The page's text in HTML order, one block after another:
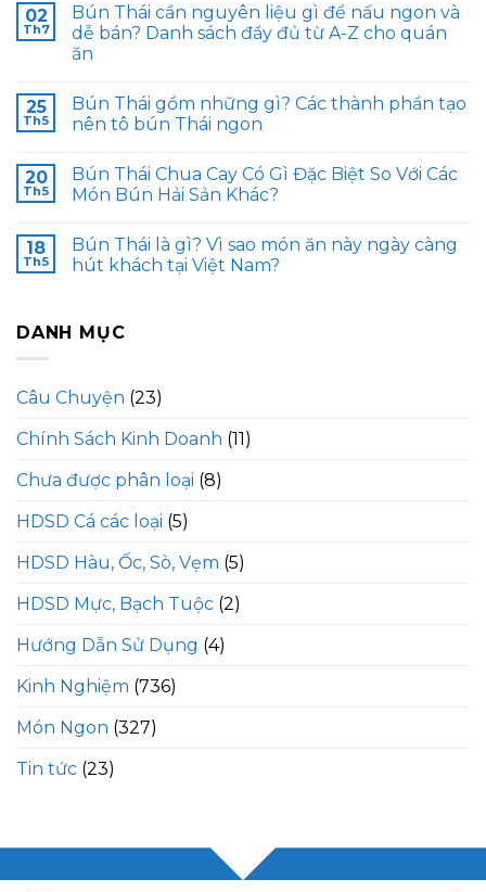
02
Th7
Bún Thái cần nguyên liệu gì để nấu ngon và
dễ bán? Danh sách đầy đủ từ A-Z cho quán
ăn
25
Th5
Bún Thái gồm những gì? Các thành phần tạo
nên tô bún Thái ngon
20
Th5
Bún Thái Chua Cay Có Gì Đặc Biệt So Với Các
Món Bún Hải Sản Khác?
18
Th5
Bún Thái là gì? Vì sao món ăn này ngày càng
hút khách tại Việt Nam?
DANH MỤC
Câu Chuyện (23)
Chính Sách Kinh Doanh (11)
Chưa được phân loại (8)
HDSD Cá các loại (5)
HDSD Hàu, Ốc, Sò, Vẹm (5)
HDSD Mực, Bạch Tuộc (2)
Hướng Dẫn Sử Dụng (4)
Kinh Nghiệm (736)
Món Ngon (327)
Tin tức (23)